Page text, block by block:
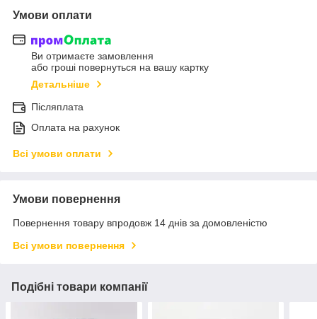
Умови оплати
Ви отримаєте замовлення
або гроші повернуться на вашу картку
Детальніше
Післяплата
Оплата на рахунок
Всі умови оплати
Умови повернення
Повернення товару впродовж 14 днів за домовленістю
Всі умови повернення
Подібні товари компанії